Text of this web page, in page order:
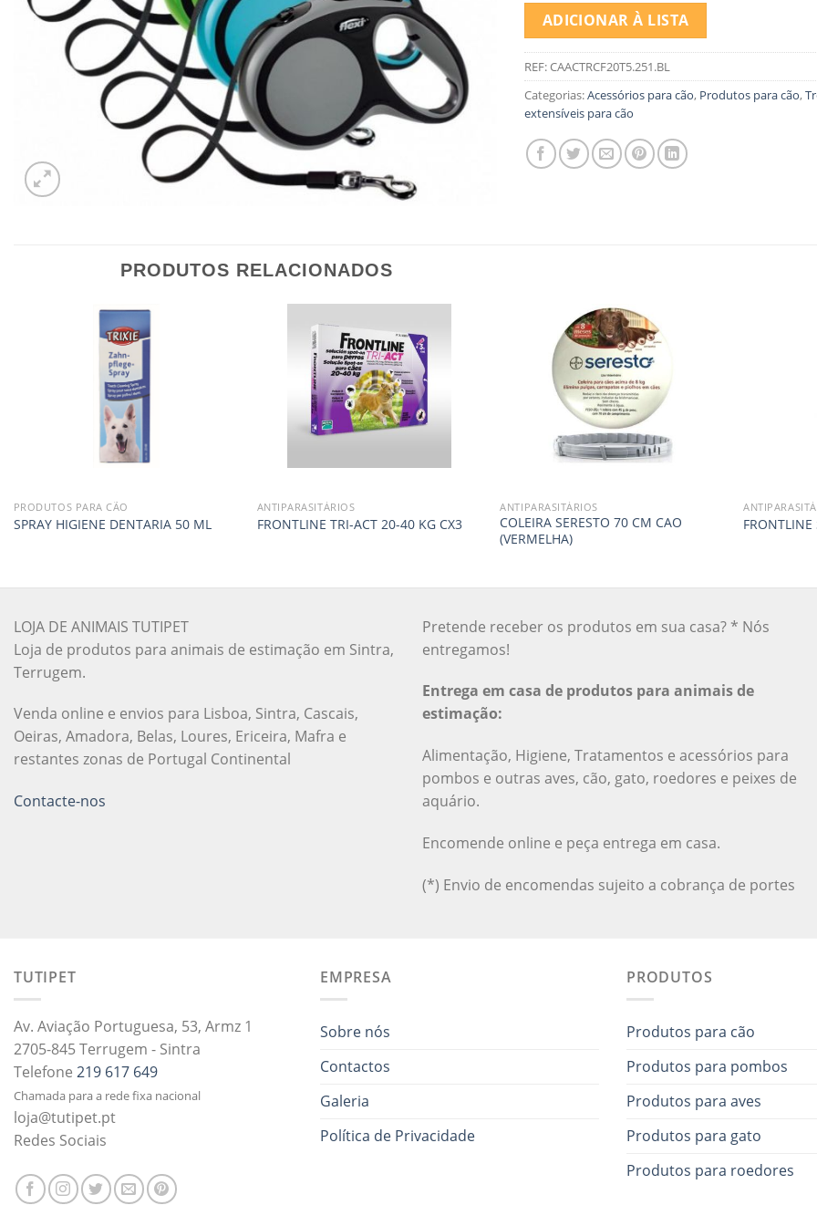
ADICIONAR À LISTA
REF:CAACTRCF20T5.251.BL
Categorias:Acessórios para cão, Produtos para cão,
extensíveis para cão
PRODUTOS RELACIONADOS
PRODUTOS PARA CÃO
SPRAY HIGIENE DENTARIA 50 ML
ANTIPARASITÁRIOS
FRONTLINE TRI-ACT 20-40 KG CX3
ANTIPARASITÁRIOS
COLEIRA SERESTO 70 CM CAO
(VERMELHA)
LOJA DE ANIMAIS TUTIPET
Loja de produtos para animais de estimação em Sintra,
Terrugem.
Venda online e envios para Lisboa, Sintra, Cascais,
Oeiras, Amadora, Belas, Loures, Ericeira, Mafra e
restantes zonas de Portugal Continental
Contacte-nos
Pretende receber os produtos em sua casa? * Nós
entregamos!
Entrega em casa de produtos para animais de
estimação:
Alimentação, Higiene, Tratamentos e acessórios para
pombos e outras aves, cão, gato, roedores e peixes de
aquário.
Encomende online e peça entrega em casa.
(*) Envio de encomendas sujeito a cobrança de portes
TUTIPET
Av. Aviação Portuguesa, 53, Armz 1
2705-845 Terrugem - Sintra
Telefone 219 617 649
Chamada para a rede fixa nacional
loja@tutipet.pt
Redes Sociais
EMPRESA
Sobre nós
Contactos
Galeria
Política de Privacidade
PRODUTOS
Produtos para cão
Produtos para pombos
Produtos para aves
Produtos para gato
Produtos para roedores